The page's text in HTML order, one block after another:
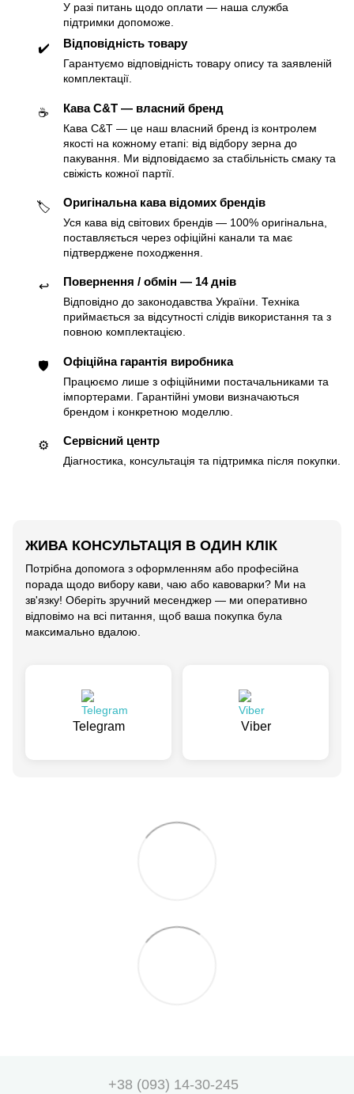
У разі питань щодо оплати — наша служба
підтримки допоможе.
✔️ Відповідність товару
Гарантуємо відповідність товару опису та заявленій
комплектації.
☕️ Кава C&T — власний бренд
Кава C&T — це наш власний бренд із контролем
якості на кожному етапі: від відбору зерна до
пакування. Ми відповідаємо за стабільність смаку та
свіжість кожної партії.
🏷 Оригінальна кава відомих брендів
Уся кава від світових брендів — 100% оригінальна,
поставляється через офіційні канали та має
підтверджене походження.
↩️ Повернення / обмін — 14 днів
Відповідно до законодавства України. Техніка
приймається за відсутності слідів використання та з
повною комплектацією.
🛡 Офіційна гарантія виробника
Працюємо лише з офіційними постачальниками та
імпортерами. Гарантійні умови визначаються
брендом і конкретною моделлю.
⚙️ Сервісний центр
Діагностика, консультація та підтримка після покупки.
ЖИВА КОНСУЛЬТАЦІЯ В ОДИН КЛІК
Потрібна допомога з оформленням або професійна
порада щодо вибору кави, чаю або кавоварки? Ми на
зв'язку! Оберіть зручний месенджер — ми оперативно
відповімо на всі питання, щоб ваша покупка була
максимально вдалою.
Telegram Viber
+38 (093) 14-30-245